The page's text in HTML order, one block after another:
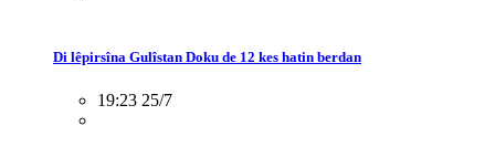
Di lêpirsîna Gulîstan Doku de 12 kes hatin berdan
19:23 25/7